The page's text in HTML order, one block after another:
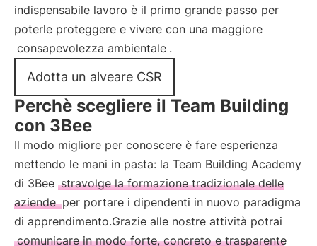
indispensabile lavoro è il primo grande passo per
poterle proteggere e vivere con una maggiore
consapevolezza ambientale .
Adotta un alveare CSR
Perchè scegliere il Team Building
con 3Bee
Il modo migliore per conoscere è fare esperienza
mettendo le mani in pasta: la Team Building Academy
di 3Bee stravolge la formazione tradizionale delle
aziende per portare i dipendenti in nuovo paradigma
di apprendimento.Grazie alle nostre attività potrai
comunicare in modo forte, concreto e trasparente